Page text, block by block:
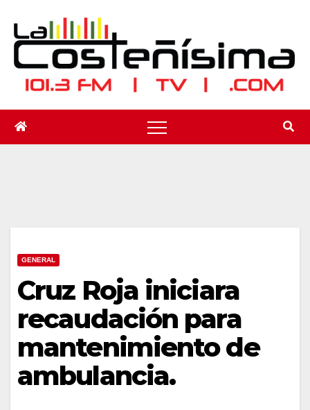
contenido
GENERAL
Cruz Roja iniciara
recaudación para
mantenimiento de
ambulancia.